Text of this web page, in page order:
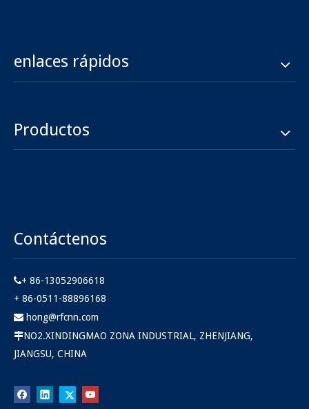
Enchufe RPTNC para
enchufar el adaptador RF
enlaces rápidos
Productos
Contáctenos
+ 86-13052906618
+ 86-0511-88896168
 hong@rfcnn.com
NO2.XINDINGMAO ZONA INDUSTRIAL, ZHENJIANG,
JIANGSU, CHINA